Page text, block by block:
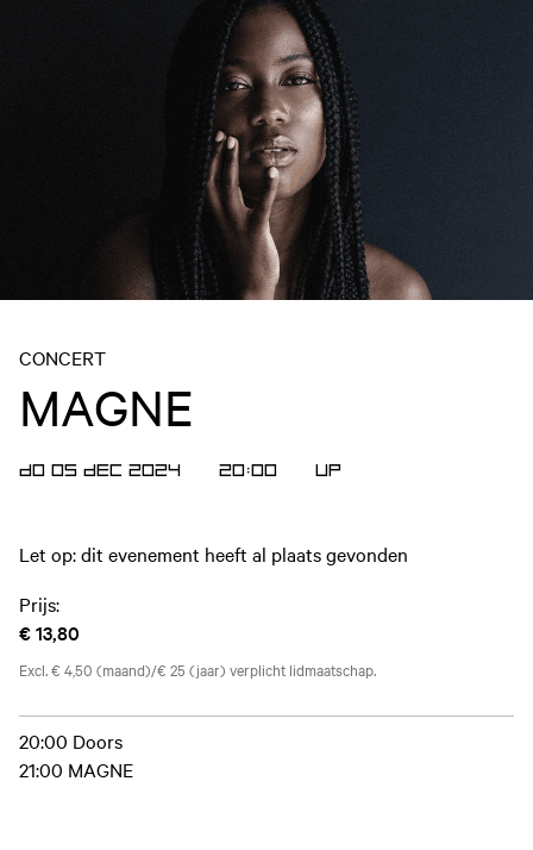
CONCERT
MAGNE
DO 05 DEC 2024 20:00 UP
Let op: dit evenement heeft al plaats gevonden
Prijs:
€ 13,80
Excl. € 4,50 (maand)/€ 25 (jaar) verplicht lidmaatschap.
20:00 Doors
21:00 MAGNE